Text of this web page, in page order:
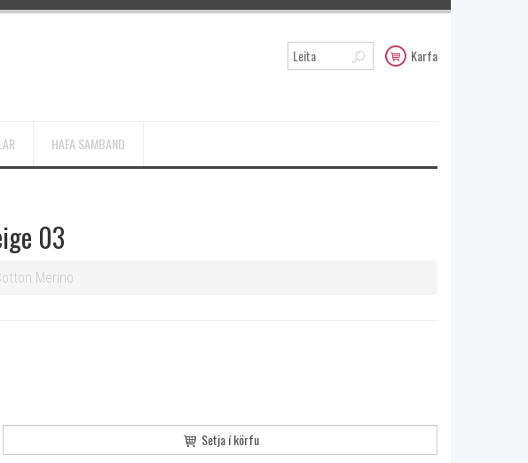
Karfa
HAFA SAMBAND
03
Merino
Setja í körfu